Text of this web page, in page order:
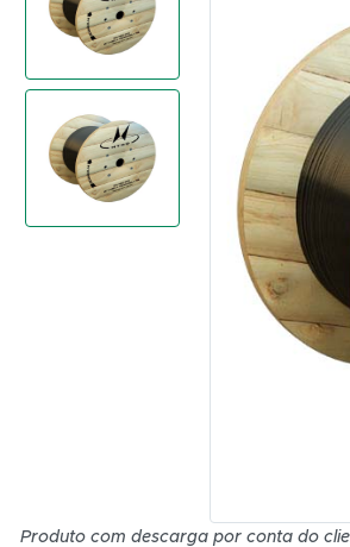
Fibra
Óptica
AS
80
48
Fibras
-
Produto com descarga por conta do